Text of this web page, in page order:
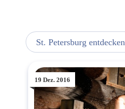
St. Petersburg entdecken
19 Dez. 2016